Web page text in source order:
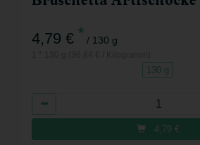
4,79 € * / 130 g
130 g
4,79 €